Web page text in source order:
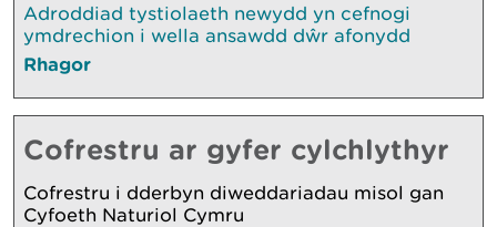
Adroddiad tystiolaeth newydd yn cefnogi
ymdrechion i wella ansawdd dŵr afonydd
Rhagor
Cofrestru ar gyfer cylchlythyr
Cofrestru i dderbyn diweddariadau misol gan
Cyfoeth Naturiol Cymru